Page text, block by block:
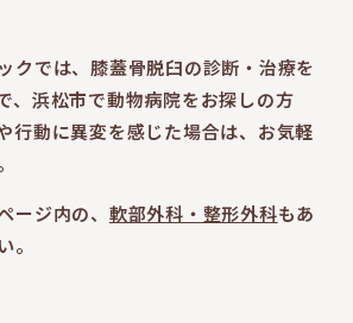
クでは、膝蓋骨脱臼の診断・治療を
、浜松市で動物病院をお探しの方
行動に異変を感じた場合は、お気軽
ージ内の、 軟部外科・整形外科もあ
。